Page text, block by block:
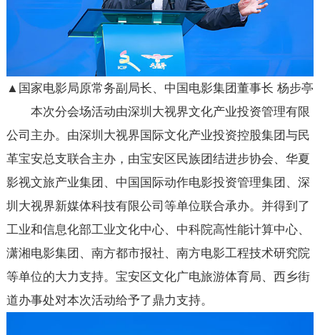
▲国家电影局原常务副局长、中国电影集团董事长 杨步亭
本次分会场活动由深圳大视界文化产业投资管理有限
公司主办。由深圳大视界国际文化产业投资控股集团与民
革宝安总支联合主办，由宝安区民族团结进步协会、华夏
影视文旅产业集团、中国国际动作电影投资管理集团、深
圳大视界新媒体科技有限公司等单位联合承办。并得到了
工业和信息化部工业文化中心、中科院高性能计算中心、
潇湘电影集团、南方都市报社、南方电影工程技术研究院
等单位的大力支持。宝安区文化广电旅游体育局、西乡街
道办事处对本次活动给予了鼎力支持。